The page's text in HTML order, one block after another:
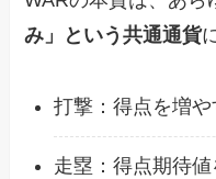
み」という共通通貨
打撃：得点を増や
走塁：得点期待